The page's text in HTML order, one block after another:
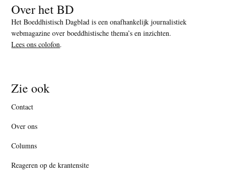
Over het BD
Het Boeddhistisch Dagblad is een onafhankelijk journalistiek
webmagazine over boeddhistische thema’s en inzichten.
Lees ons colofon.
Zie ook
Contact
Over ons
Columns
Reageren op de krantensite